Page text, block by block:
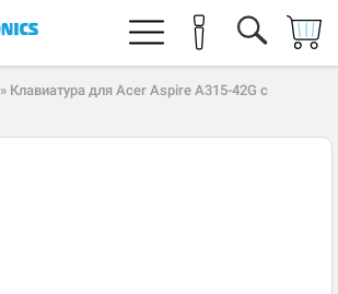
» Клавиатура для Acer Aspire A315-42G с